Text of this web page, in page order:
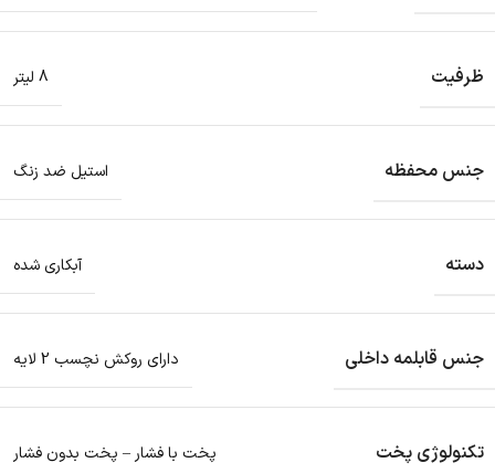
ظرفیت 8 لیتر
جنس محفظه استیل ضد زنگ
دسته آبکاری شده
جنس قابلمه داخلی دارای روکش نچسب 2 لایه
تکنولوژی پخت پخت با فشار – پخت بدون فشار